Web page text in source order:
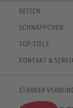
REISEN
Eigene Anreise
Städtereisen
Wellnessurlaub
SCHNÄPPCHEN
Aktuelle
Online-Deals
Reisemagazin
% Satte Rabatte
TOP-ZIELE
Urlaub in
✈ Urlaub in
KONTAKT &
Kontaktformular
♥ Merkliste
STARKER